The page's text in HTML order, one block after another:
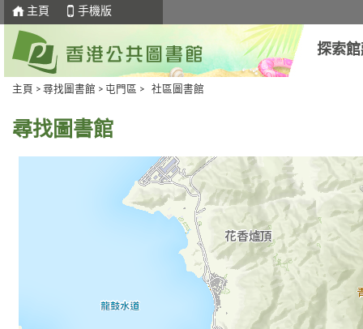
主頁 手機版
探索
主頁 > 尋找圖書館 > 屯門區 > 社區圖書館
尋找圖書館